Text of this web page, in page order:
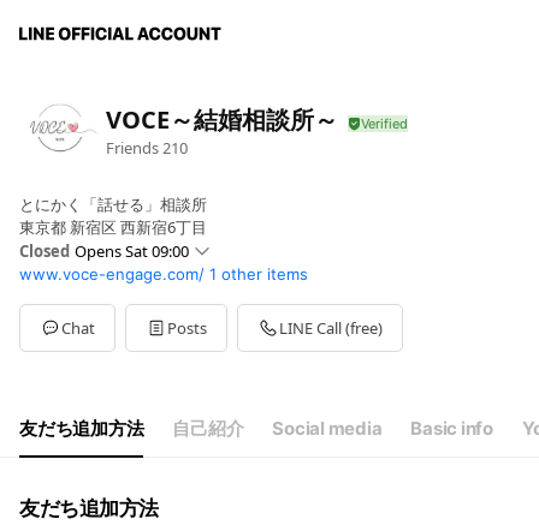
VOCE～結婚相談所～
Friends 210
とにかく「話せる」相談所
東京都 新宿区 西新宿6丁目
Closed Opens Sat 09:00
Sun09:00 - 21:00
Mon09:00 - 21:00
Tue09:00 - 21:00
Wed09:00 - 21:00
Sat 09:00 - 21:00
www.voce-engage.com/ 1 other items
Chat Posts LINE Call (free)
友だち追加方法 自己紹介 Social media Basic info
友だち追加方法